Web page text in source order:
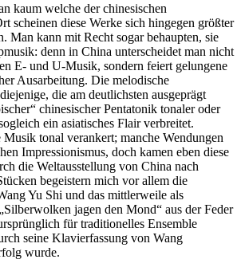
kaum welche der chinesischen
scheinen diese Werke sich hingegen größter
Man kann mit Recht sogar behaupten, sie
denn in China unterscheidet man nicht
E- und U-Musik, sondern feiert gelungene
Ausarbeitung. Die melodische
die am deutlichsten ausgeprägt
chinesischer Pentatonik tonaler oder
ein asiatisches Flair verbreitet.
tonal verankert; manche Wendungen
Impressionismus, doch kamen eben diese
die Weltausstellung von China nach
begeistern mich vor allem die
Yu Shi und das mittlerweile als
jagen den Mond“ aus der Feder
für traditionelles Ensemble
seine Klavierfassung von Wang
wurde.